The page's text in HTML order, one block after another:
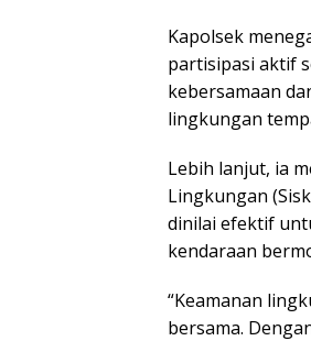
Kapolsek
partisipasi aktif
kebersamaan
lingkungan
Lebih lanjut, ia
Lingkungan
dinilai efektif
kendaraan
“Keamanan
bersama.